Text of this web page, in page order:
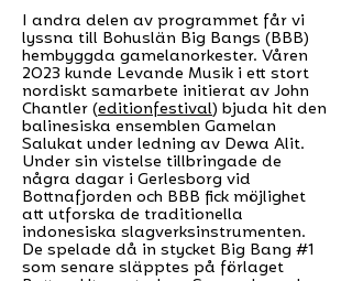
I andra delen av programmet får vi
lyssna till Bohuslän Big Bangs (BBB)
hembyggda gamelanorkester. Våren
2023 kunde Levande Musik i ett stort
nordiskt samarbete initierat av John
Chantler (editionfestival) bjuda hit den
balinesiska ensemblen Gamelan
Salukat under ledning av Dewa Alit.
Under sin vistelse tillbringade de
några dagar i Gerlesborg vid
Bottnafjorden och BBB fick möjlighet
att utforska de traditionella
indonesiska slagverksinstrumenten.
De spelade då in stycket Big Bang #1
som senare släpptes på förlaget